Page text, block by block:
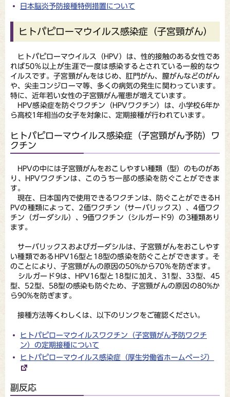
日本脳炎予防接種特例措置について
ヒトパピローマウイルス感染症（子宮頸がん）
ヒトパピローマウイルス（HPV）は、性的接触のある女性であ
れば50％以上が生涯で一度は感染するとされている一般的なウ
イルスです。子宮頸がんをはじめ、肛門がん、膣がんなどのがん
や、尖圭コンジローマ等、多くの病気の発生に関わっています。
特に、近年若い女性の子宮頸がん罹患が増えています。
HPV感染症を防ぐワクチン（HPVワクチン）は、小学校6年か
ら高校1年相当の女子を対象に、定期接種が行われています。
ヒトパピローマウイルス感染症（子宮頸がん予防）ワ
クチン
HPVの中には子宮頸がんをおこしやすい種類（型）のものがあ
り、HPVワクチンは、このうち一部の感染を防ぐことができま
す。
現在、日本国内で使用できるワクチンは、防ぐことができるH
PVの種類によって、2価ワクチン（サーバリックス）、4価ワク
チン（ガーダシル）、9価ワクチン（シルガード9）の3種類あり
ます。
サーバリックスおよびガーダシルは、子宮頸がんをおこしやす
い種類であるHPV16型と18型の感染を防ぐことができます。そ
のことにより、子宮頸がんの原因の50%から70％を防ぎます。
シルガード9は、HPV16型と18型に加え、31型、33型、45
型、52型、58型の感染も防ぐため、子宮頸がんの原因の80%か
ら90%を防ぎます。
接種方法等くわしくは、以下のリンクをご確認ください。
ヒトパピローマウイルスワクチン（子宮頸がん予防ワクチ
ン）の定期接種について
ヒトパピローマウイルス感染症（厚生労働省ホームページ）
副反応